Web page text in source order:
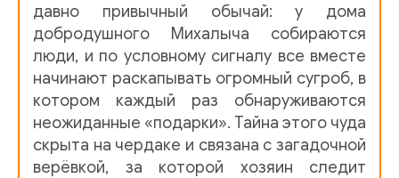
давно привычный обычай: у дома
добродушного Михалыча собираются
люди, и по условному сигналу все вместе
начинают раскапывать огромный сугроб, в
котором каждый раз обнаруживаются
неожиданные «подарки». Тайна этого чуда
скрыта на чердаке и связана с загадочной
верёвкой, за которой хозяин следит